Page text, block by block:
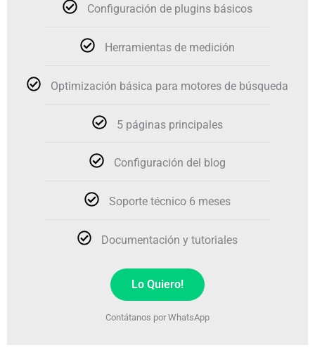
Configuración de plugins básicos
Herramientas de medición
Optimización básica para motores de búsqueda
5 páginas principales
Configuración del blog
Soporte técnico 6 meses
Documentación y tutoriales
Lo Quiero!
Contátanos por WhatsApp